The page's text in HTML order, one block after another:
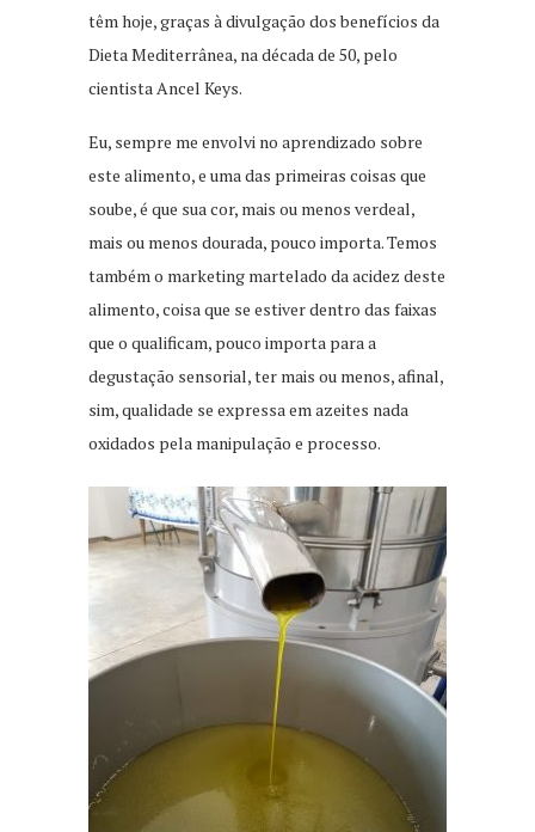
têm hoje, graças à divulgação dos benefícios da
Dieta Mediterrânea, na década de 50, pelo
cientista Ancel Keys.
Eu, sempre me envolvi no aprendizado sobre
este alimento, e uma das primeiras coisas que
soube, é que sua cor, mais ou menos verdeal,
mais ou menos dourada, pouco importa. Temos
também o marketing martelado da acidez deste
alimento, coisa que se estiver dentro das faixas
que o qualificam, pouco importa para a
degustação sensorial, ter mais ou menos, afinal,
sim, qualidade se expressa em azeites nada
oxidados pela manipulação e processo.